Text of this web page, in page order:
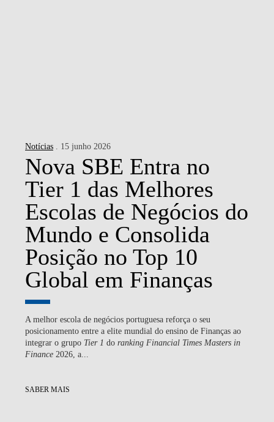
Notícias . 15 junho 2026
Nova SBE Entra no
Tier 1 das Melhores
Escolas de Negócios do
Mundo e Consolida
Posição no Top 10
Global em Finanças
A melhor escola de negócios portuguesa reforça o seu
posicionamento entre a elite mundial do ensino de Finanças ao
integrar o grupo Tier 1 doranking Financial Times Masters in
Finance 2026, a...
SABER MAIS